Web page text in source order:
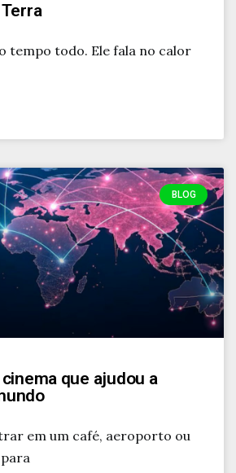
tempo todo. Ele fala no calor
BLOG
que ajudou a
em um café, aeroporto ou